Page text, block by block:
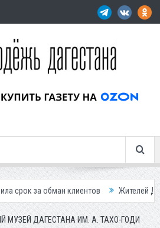
клиентов Жителей Дагестана
МУЗЕЙ ДАГЕСТАНА ИМ. А. ТАХО-ГОДИ